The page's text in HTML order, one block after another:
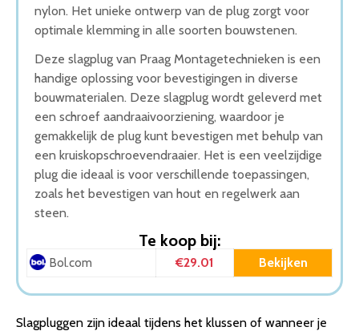
Conclusie
nylon. Het unieke ontwerp van de plug zorgt voor
optimale klemming in alle soorten bouwstenen.
Deze slagplug van Praag Montagetechnieken is een
handige oplossing voor bevestigingen in diverse
bouwmaterialen. Deze slagplug wordt geleverd met
een schroef aandraaivoorziening, waardoor je
gemakkelijk de plug kunt bevestigen met behulp van
een kruiskopschroevendraaier. Het is een veelzijdige
plug die ideaal is voor verschillende toepassingen,
zoals het bevestigen van hout en regelwerk aan
steen.
Te koop bij:
Bol.com €29.01 Bekijken
Slagpluggen zijn ideaal tijdens het klussen of wanneer je